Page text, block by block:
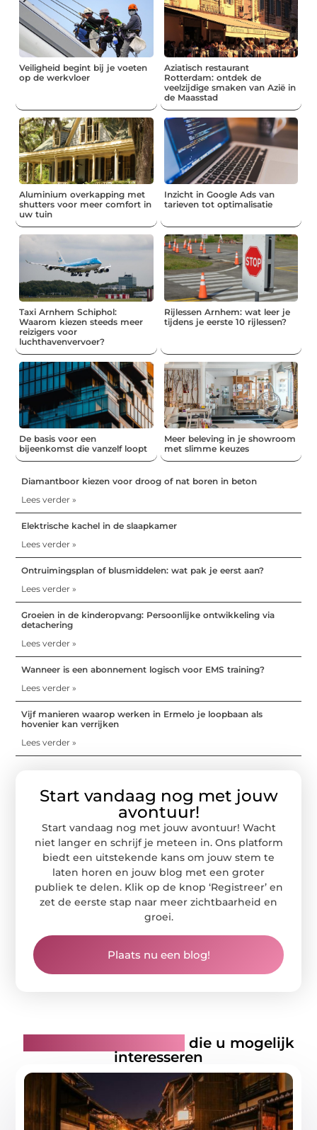
Veiligheid begint bij je voeten
op de werkvloer
Aziatisch restaurant
Rotterdam: ontdek de
veelzijdige smaken van Azië in
de Maasstad
Aluminium overkapping met
shutters voor meer comfort in
uw tuin
Inzicht in Google Ads van
tarieven tot optimalisatie
Taxi Arnhem Schiphol:
Waarom kiezen steeds meer
reizigers voor
luchthavenvervoer?
Rijlessen Arnhem: wat leer je
tijdens je eerste 10 rijlessen?
De basis voor een
bijeenkomst die vanzelf loopt
Meer beleving in je showroom
met slimme keuzes
Diamantboor kiezen voor droog of nat boren in beton
Lees verder »
Elektrische kachel in de slaapkamer
Lees verder »
Ontruimingsplan of blusmiddelen: wat pak je eerst aan?
Lees verder »
Groeien in de kinderopvang: Persoonlijke ontwikkeling via
detachering
Lees verder »
Wanneer is een abonnement logisch voor EMS training?
Lees verder »
Vijf manieren waarop werken in Ermelo je loopbaan als
hovenier kan verrijken
Lees verder »
Start vandaag nog met jouw
avontuur!
Start vandaag nog met jouw avontuur! Wacht
niet langer en schrijf je meteen in. Ons platform
biedt een uitstekende kans om jouw stem te
laten horen en jouw blog met een groter
publiek te delen. Klik op de knop ‘Registreer’ en
zet de eerste stap naar meer zichtbaarheid en
groei.
Plaats nu een blog!
die u mogelijk
interesseren